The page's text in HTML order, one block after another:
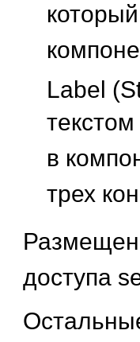
Label
в
трех
доступа